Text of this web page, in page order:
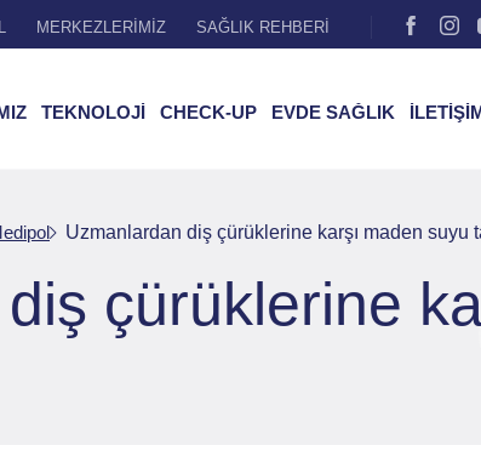
MERKEZLERİMİZ SAĞLIK REHBERİ
TEKNOLOJİ CHECK-UP EVDE SAĞLIK
Uzmanlardan diş çürüklerine karşı maden suyu
çürüklerine